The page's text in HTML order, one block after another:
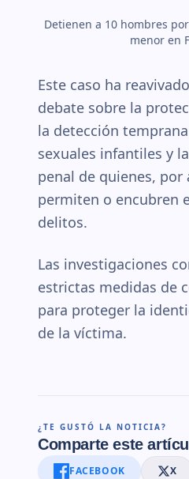
Detienen a 10 hombres
menor en
Este caso ha
debate sobre la
la detección
sexuales infantiles y
penal de quienes,
permiten o encubren
delitos.
Las investigaciones
estrictas medidas de
para proteger la
de la víctima.
¿TE GUSTÓ LA NOTICIA?
Comparte este
FACEBOOK X